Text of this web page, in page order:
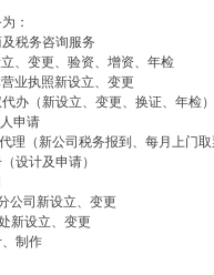
：
税务咨询服务
、变更、验资、增资、年检
业执照新设立、变更
办（新设立、变更、换证、年检）
申请
理（新公司税务报到、每月上门
设计及申请）
公司新设立、变更
新设立、变更
制作